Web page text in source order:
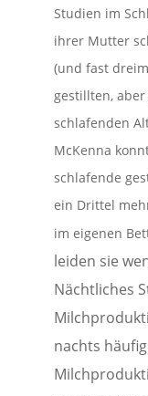
Studien im
ihrer Mutter
(und fast
gestillten,
schlafenden
McKenna
schlafende
ein Drittel
im eigenen
leiden sie
Nächtliches
nachts